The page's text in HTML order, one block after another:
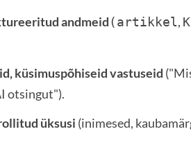
andmeid(artikkel,
küsimuspõhiseid vastuseid
otsingut").
üksusi (inimesed,